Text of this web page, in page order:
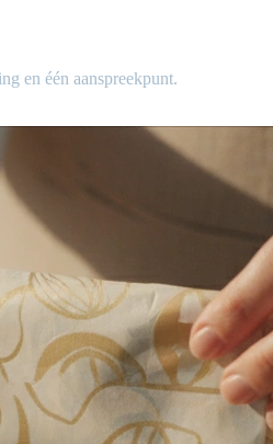
en één aanspreekpunt.